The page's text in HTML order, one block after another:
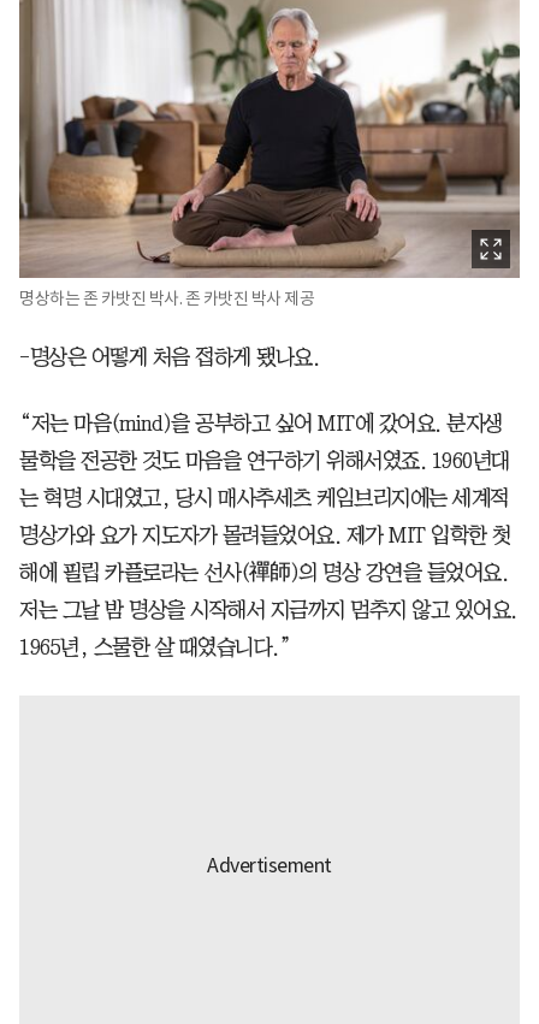
명상하는 존 카밧진 박사. 존 카밧진 박사 제공
-명상은 어떻게 처음 접하게 됐나요.
“저는 마음(mind)을 공부하고 싶어 MIT에 갔어요. 분자생
물학을 전공한 것도 마음을 연구하기 위해서였죠. 1960년대
는 혁명 시대였고, 당시 매사추세츠 케임브리지에는 세계적
명상가와 요가 지도자가 몰려들었어요. 제가 MIT 입학한 첫
해에 필립 카플로라는 선사(禪師)의 명상 강연을 들었어요.
저는 그날 밤 명상을 시작해서 지금까지 멈추지 않고 있어요.
1965년, 스물한 살 때였습니다.”